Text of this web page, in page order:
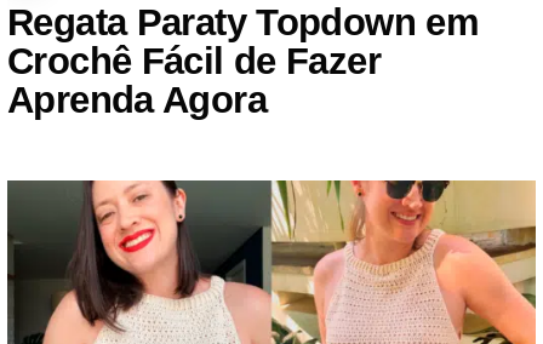
Regata Paraty Topdown em
Crochê Fácil de Fazer
Aprenda Agora